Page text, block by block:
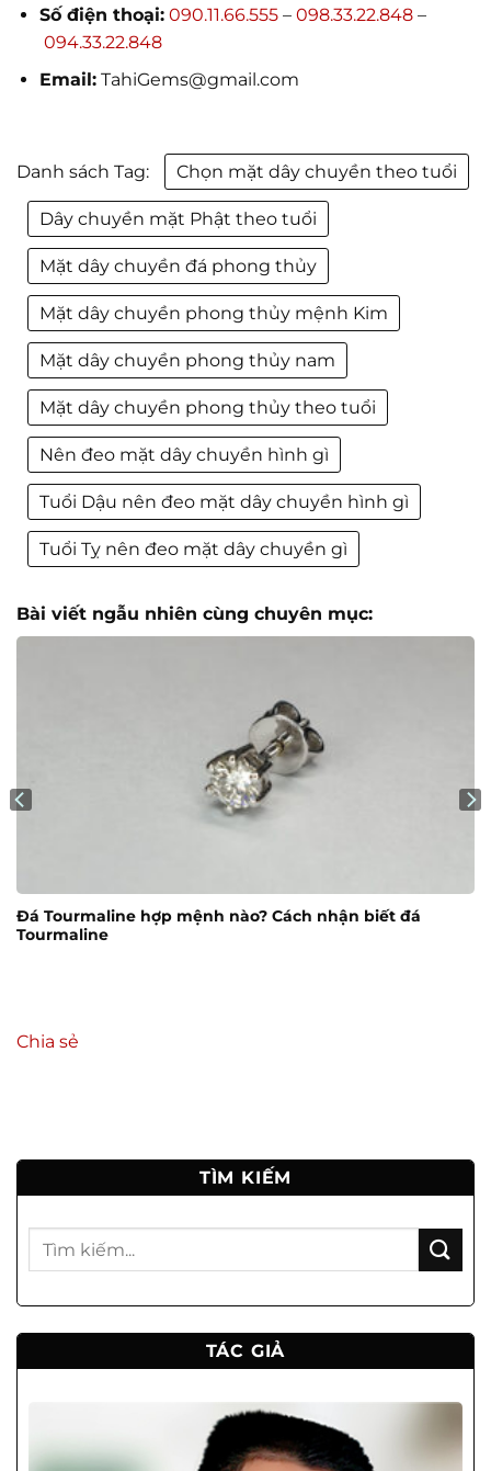
Số điện thoại: 090.11.66.555–098.33.22.848–
094.33.22.848
Email:TahiGems@gmail.com
Danh sách Tag: Chọn mặt dây chuyền theo tuổi
Dây chuyền mặt Phật theo tuổi
Mặt dây chuyền đá phong thủy
Mặt dây chuyền phong thủy mệnh Kim
Mặt dây chuyền phong thủy nam
Mặt dây chuyền phong thủy theo tuổi
Nên đeo mặt dây chuyền hình gì
Tuổi Dậu nên đeo mặt dây chuyền hình gì
Tuổi Tỵ nên đeo mặt dây chuyền gì
Bài viết ngẫu nhiên cùng chuyên mục:
Đá Tourmaline hợp mệnh nào? Cách nhận biết đá
Tourmaline
Chia sẻ
TÌM KIẾM
TÁC GIẢ